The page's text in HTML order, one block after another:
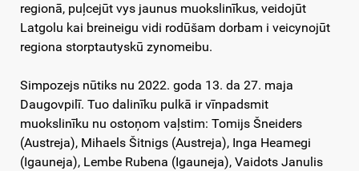
regionā, puļcejūt vys jaunus muokslinīkus, veidojūt
Latgolu kai breineigu vidi rodūšam dorbam i veicynojūt
regiona storptautyskū zynomeibu.
Simpozejs nūtiks nu 2022. goda 13. da 27. maja
Daugovpilī. Tuo dalinīku pulkā ir vīnpadsmit
muokslinīku nu ostoņom vaļstim: Tomijs Šneiders
(Austreja), Mihaels Šitnigs (Austreja), Inga Heamegi
(Igauneja), Lembe Rubena (Igauneja), Vaidots Janulis